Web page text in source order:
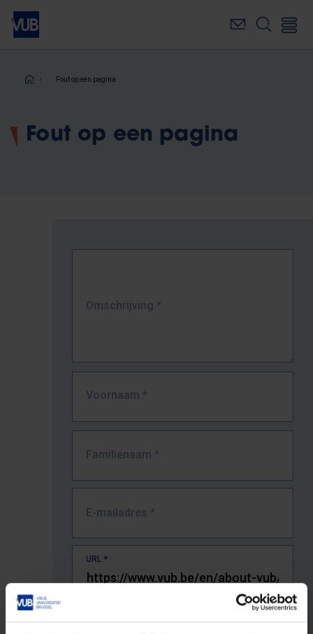
Overslaan
naar
inhoudKruimelpad
Fout op een pagina
Fout op een pagina
Omschrijving *
Voornaam *
Familienaam *
E-mailadres *
URL *
De volledige URL van de pagina waar je de fout zag.